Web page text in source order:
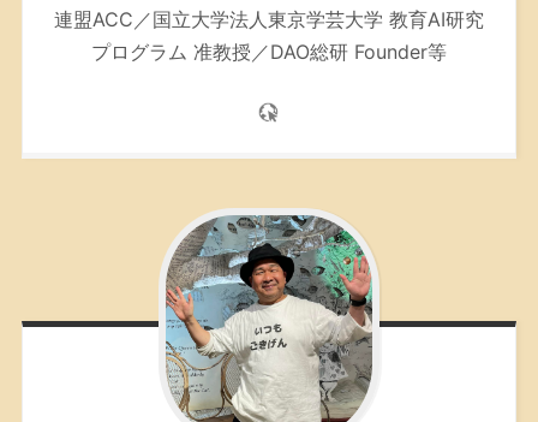
連盟ACC／国立大学法人東京学芸大学 教育AI研究
プログラム 准教授／DAO総研 Founder等